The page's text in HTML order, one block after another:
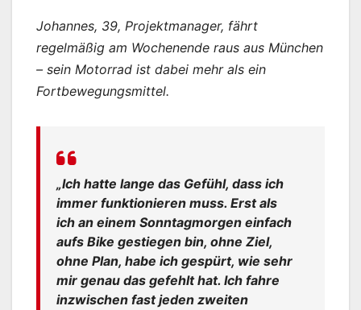
Johannes, 39, Projektmanager, fährt
regelmäßig am Wochenende raus aus München
– sein Motorrad ist dabei mehr als ein
Fortbewegungsmittel.
„Ich hatte lange das Gefühl, dass ich
immer funktionieren muss. Erst als
ich an einem Sonntagmorgen einfach
aufs Bike gestiegen bin, ohne Ziel,
ohne Plan, habe ich gespürt, wie sehr
mir genau das gefehlt hat. Ich fahre
inzwischen fast jeden zweiten